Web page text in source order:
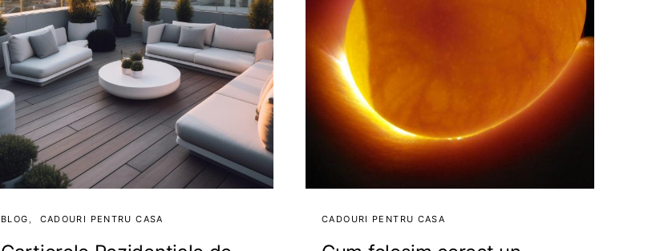
BLOG CADOURI PENTRU CASA CADOURI PENTRU CASA